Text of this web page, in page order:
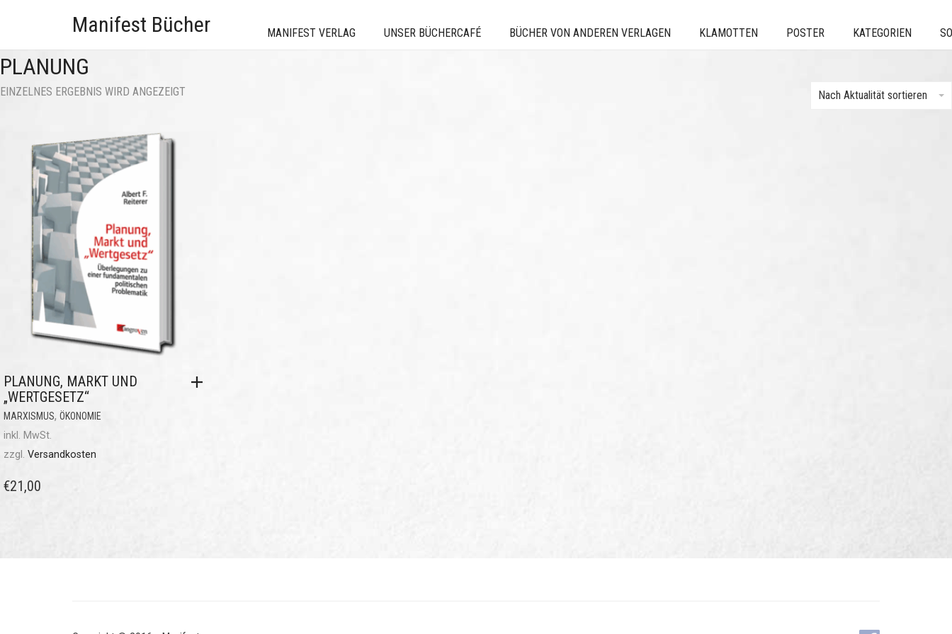
Manifest Bücher MANIFEST VERLAG UNSER BÜCHERCAFÉ BÜCHER VON ANDEREN VERLAGEN KLAMOTTEN POSTER KATEGORIEN
PLANUNG
EINZELNES ERGEBNIS WIRD ANGEZEIGT Nach Aktualität sortieren
PLANUNG, MARKT UND
„WERTGESETZ“
MARXISMUS, ÖKONOMIE
inkl. MwSt.
zzgl. Versandkosten
€21,00